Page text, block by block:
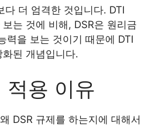
다 더 엄격한 것입니다. DTI
는 것에 비해, DSR은 원리금
력을 보는 것이기 때문에 DTI
화된 개념입니다.
적용 이유
DSR 규제를 하는지에 대해서